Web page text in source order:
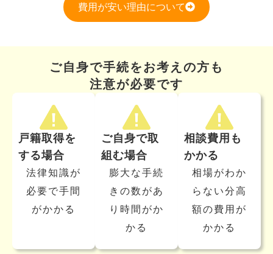
費用が安い理由について
ご自身で手続をお考えの方も
注意が必要です
戸籍取得を
する場合
法律知識が
必要で手間
がかかる
ご自身で取
組む場合
膨大な手続
きの数があ
り時間がか
かる
相談費用も
かかる
相場がわか
らない分高
額の費用が
かかる